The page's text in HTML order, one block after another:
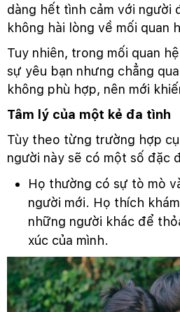
dàng hết tình cảm với người
không hài lòng về mối quan
Tuy nhiên, trong mối quan
sự yêu bạn nhưng chẳng
không phù hợp, nên mới
Tâm lý của một kẻ đa tình
Tùy theo từng trường hợp
người này sẽ có một số đặc
Họ thường có sự tò mò
người mới. Họ thích
những người khác để
xúc của mình.